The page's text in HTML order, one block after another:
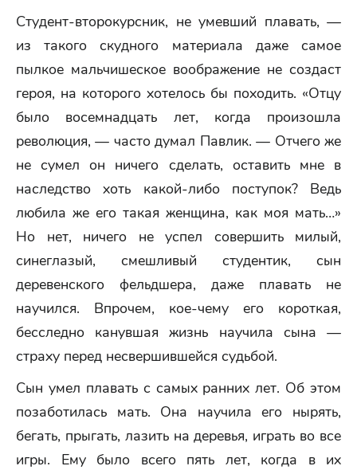
Студент-второкурсник, не умевший плавать, —
из такого скудного материала даже самое
пылкое мальчишеское воображение не создаст
героя, на которого хотелось бы походить. «Отцу
было восемнадцать лет, когда произошла
революция, — часто думал Павлик. — Отчего же
не сумел он ничего сделать, оставить мне в
наследство хоть какой-либо поступок? Ведь
любила же его такая женщина, как моя мать…»
Но нет, ничего не успел совершить милый,
синеглазый, смешливый студентик, сын
деревенского фельдшера, даже плавать не
научился. Впрочем, кое-чему его короткая,
бесследно канувшая жизнь научила сына —
страху перед несвершившейся судьбой.
Сын умел плавать с самых ранних лет. Об этом
позаботилась мать. Она научила его нырять,
бегать, прыгать, лазить на деревья, играть во все
игры. Ему было всего пять лет, когда в их